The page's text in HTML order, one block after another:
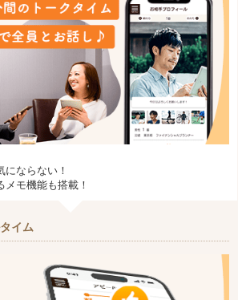
にならない！
メモ機能も搭載！
イム